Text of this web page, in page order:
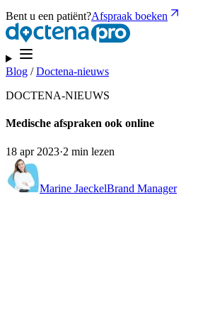
Bent u een patiënt?Afspraak boeken
Blog /Doctena-nieuws
DOCTENA-NIEUWS
Medische afspraken ook online
18 apr 2023·2 min lezen
Marine JaeckelBrand Manager